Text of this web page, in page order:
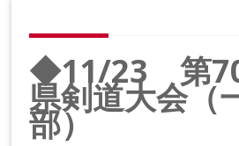
◆11/23 第
県剣道大会（
部）